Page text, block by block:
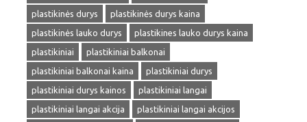
plastikinės durys
plastikinės durys kaina
plastikinės lauko durys
plastikines lauko durys kaina
plastikiniai
plastikiniai balkonai
plastikiniai balkonai kaina
plastikiniai durys
plastikiniai durys kainos
plastikiniai langai
plastikiniai langai akcija
plastikiniai langai akcijos